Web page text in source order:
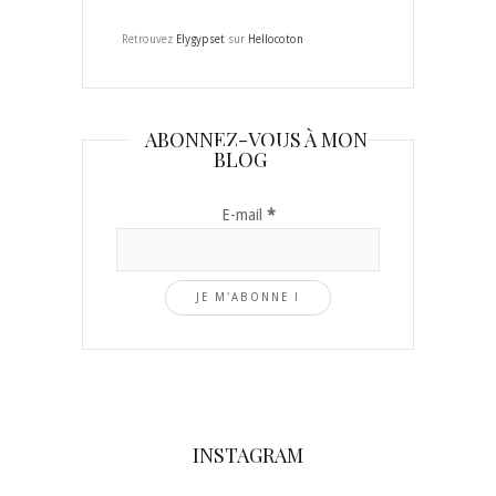
Retrouvez Elygypset sur Hellocoton
ABONNEZ-VOUS À MON
BLOG
E-mail *
INSTAGRAM